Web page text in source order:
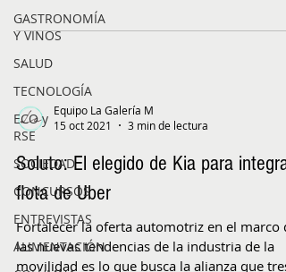
GASTRONOMÍA
Y VINOS
SALUD
TECNOLOGÍA
ECO y
RSE
SOCIEDAD
CONCURSOS
ENTREVISTAS
ALIMENTACIÓN
Equipo La Galería M
15 oct 2021
3 min de lectura
Soluto: El elegido de Kia para integrar
flota de Uber
Fortalecer la oferta automotriz en el marco
las nuevas tendencias de la industria de la
movilidad es lo que busca la alianza que